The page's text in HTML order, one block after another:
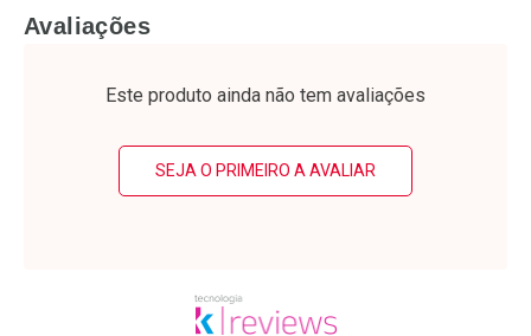
Laboratório
Por Menos Laboratório
Por Menos
Avaliações
Este produto ainda não tem avaliações
SEJA O PRIMEIRO A AVALIAR